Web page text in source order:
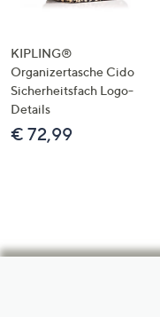
KIPLING®
Organizertasche Cido
Sicherheitsfach Logo-
Details
€ 72,99